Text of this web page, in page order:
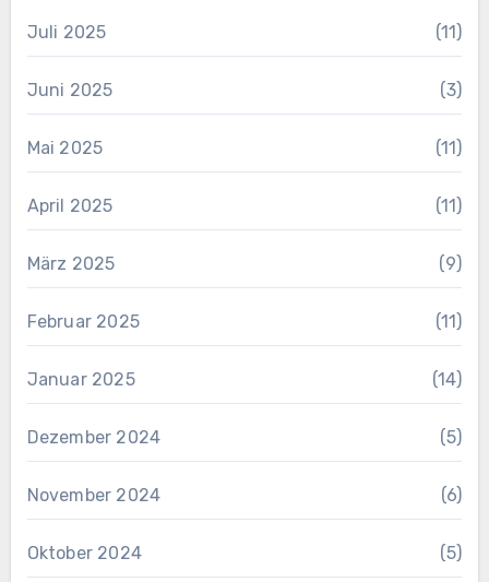
Juli 2025 (11)
Juni 2025 (3)
Mai 2025 (11)
April 2025 (11)
März 2025 (9)
Februar 2025 (11)
Januar 2025 (14)
Dezember 2024 (5)
November 2024 (6)
Oktober 2024 (5)